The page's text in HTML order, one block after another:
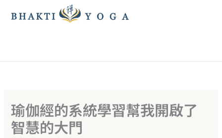
容
瑜伽經的系統學習幫我開啟了
智慧的大門